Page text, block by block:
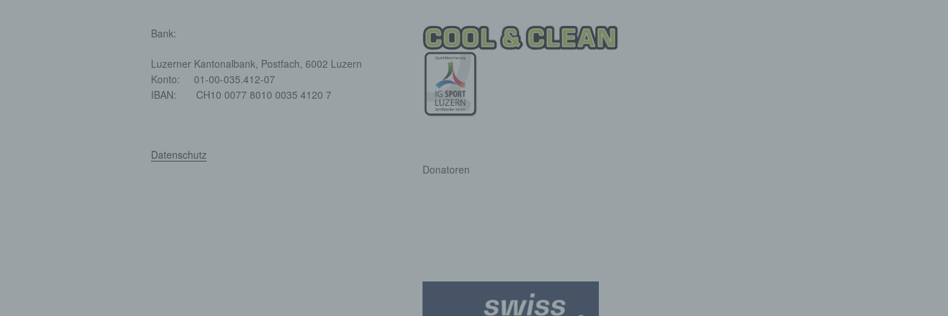
Bank:
Luzerner Kantonalbank, Postfach, 6002 Luzern
Konto: 01-00-035.412-07
IBAN: CH10 0077 8010 0035 4120 7
Datenschutz
Donatoren
einer Weise, auf welche die personenbezogenen Daten ohne
Hinzuziehung zusätzlicher Informationen nicht mehr einer spezifischen
betroffenen Person zugeordnet werden können, sofern diese zusätzlichen
Informationen gesondert aufbewahrt werden und technischen und
organisatorischen Maßnahmen unterliegen, die gewährleisten, dass die
personenbezogenen Daten nicht einer identifizierten oder identifizierbaren
natürlichen Person zugewiesen werden.
natürliche oder juristische Person, Behörde, Einrichtung oder andere